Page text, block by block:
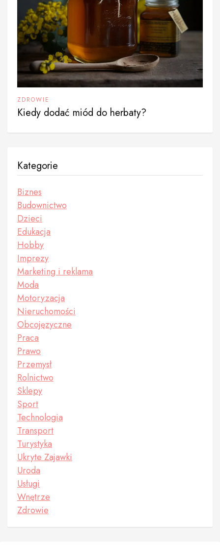
ZDROWIE
Kiedy dodać miód do herbaty?
Kategorie
Biznes
Budownictwo
Dzieci
Edukacja
Hobby
Imprezy
Marketing i reklama
Moda
Motoryzacja
Nieruchomości
Obcojęzyczne
Praca
Prawo
Przemysł
Rolnictwo
Sklepy
Sport
Technologia
Transport
Turystyka
Ukryte Zajawki
Uroda
Usługi
Wnętrze
Zdrowie